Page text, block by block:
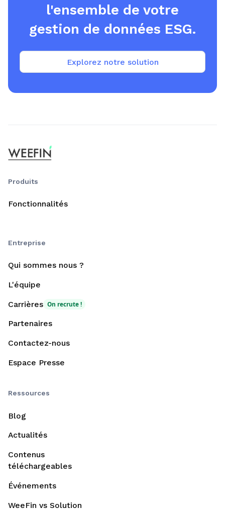
l'ensemble de votre
gestion de données ESG.
Explorez notre solution
Produits
Fonctionnalités
Entreprise
Qui sommes nous ?
L'équipe
Carrières On recrute !
Partenaires
Contactez-nous
Espace Presse
Ressources
Blog
Actualités
Contenus
téléchargeables
Événements
WeeFin vs Solution